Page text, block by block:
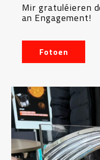
Mir gratuléieren
an Engagement!
Fotoen